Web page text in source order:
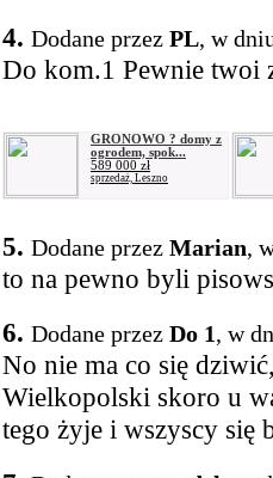
4. Dodane przez PL, w
Do kom.1 Pewnie twoi
GRONOWO ? domy z
ogrodem, spok...
589 000 zł
sprzedaż, Leszno
5. Dodane przez Marian,
to na pewno byli
6. Dodane przez Do 1, w
No nie ma co się
Wielkopolski skoro u
tego żyje i wszyscy się